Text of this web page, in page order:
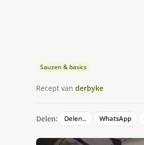
Sauzen & basics
Recept van derbyke
Delen: Delen… WhatsApp